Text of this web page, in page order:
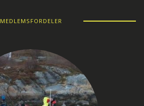
MEDLEMSFORDELER